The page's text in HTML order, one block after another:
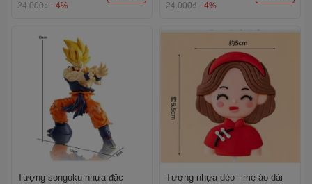
24.000₫ -4% 24.000₫ -4%
Tượng songoku nhựa đặc
Tượng nhựa dẻo - mẹ áo dài